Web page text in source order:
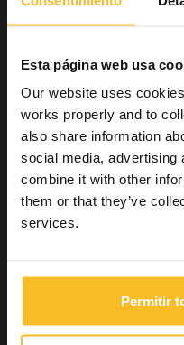
Esta página web usa
Our website uses
works properly and to
also share information
social media, advertising
combine it with other
them or that they’ve
services.
Permitir
protésicas fresadas. (14)
resina autopolimerizable
contracción por
permite tener un contacto
en fase de impresión, a
CAD-CAM. (10)
En conclusión, el manejo
flácidas requiere un
principios de presión
garantizar estabilidad y